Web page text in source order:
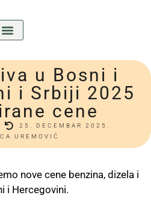
u Bosni i
i Srbiji 2025
cene
25. DECEMBAR 2025.
UREMOVIĆ
nove cene benzina, dizela i
i Hercegovini.